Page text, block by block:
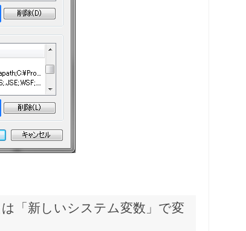
「新しいシステム変数」で変